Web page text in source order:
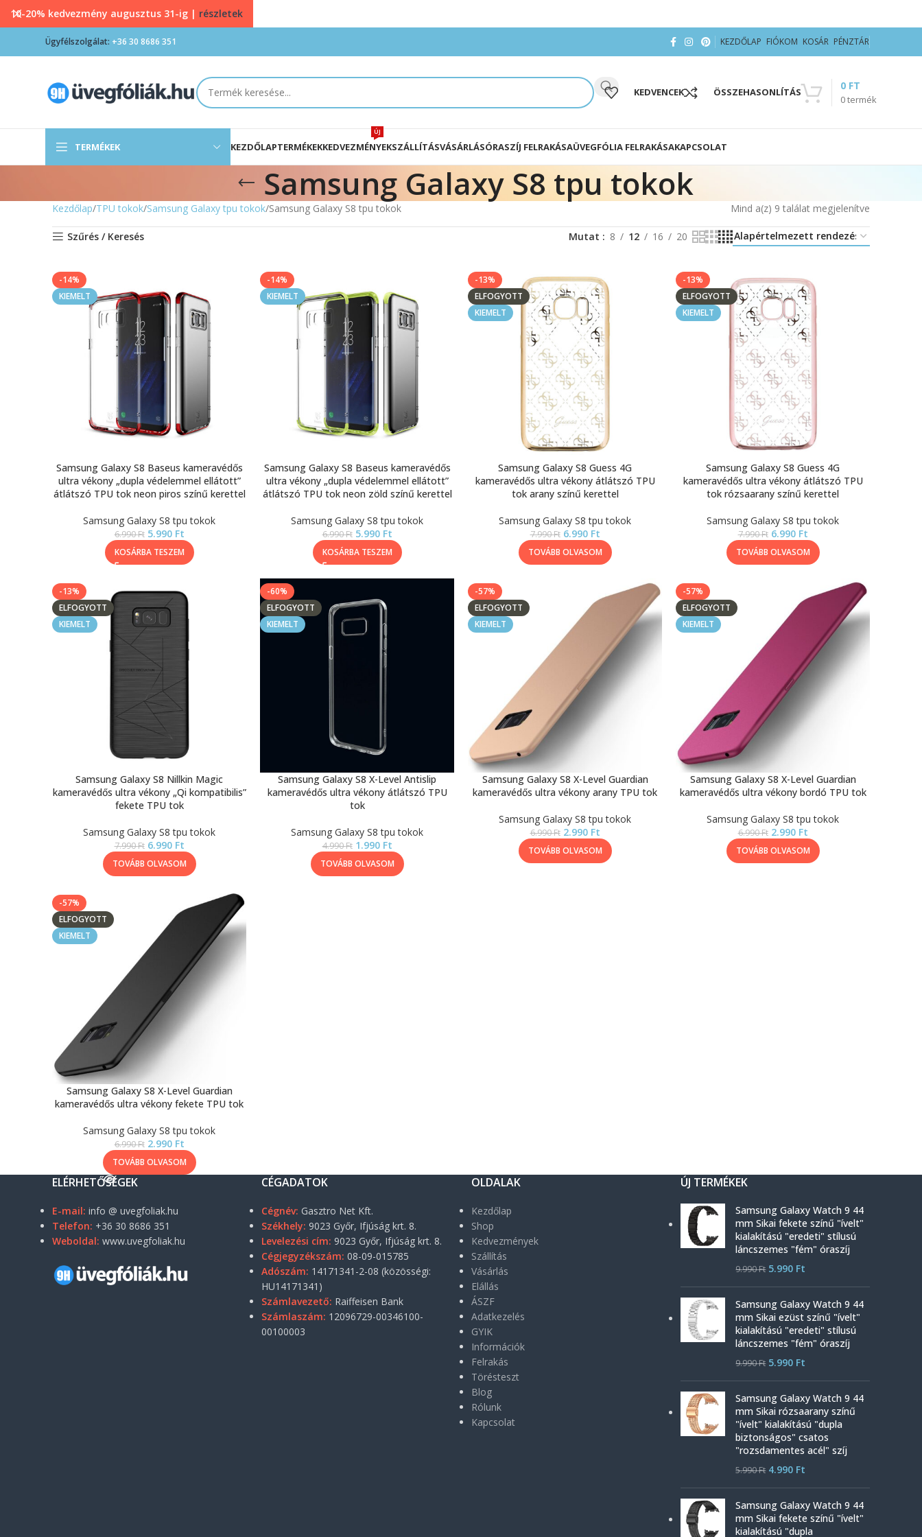
Ügyfélszolgálat: +36 30 8686 351 KEZDŐLAP FIÓKOM KOSÁR PÉNZTÁR
KEDVENCEK ÖSSZEHASONLÍTÁS
0termék
0 FT
TERMÉKEK KEZDŐLAPTERMÉKEKKEDVEZMÉNYEK
ÚJ
SZÁLLÍTÁSVÁSÁRLÁSÓRASZÍJ FELRAKÁSAÜVEGFÓLIA FELRAKÁSAKAPCSOLAT
Samsung Galaxy S8 tpu tokok
Kezdőlap TPU tokok Samsung Galaxy tpu tokok Samsung Galaxy S8 tpu tokok Mind a(z) 9 találat megjelenítve
Szűrés / Keresés Mutat 8 12 16 20
-14%
KIEMELT
Samsung Galaxy S8 Baseus kameravédős
ultra vékony „dupla védelemmel ellátott”
átlátszó TPU tok neon piros színű kerettel
Samsung Galaxy S8 tpu tokok
6.990Ft 5.990 Ft
KOSÁRBA TESZEM
-14%
KIEMELT
Samsung Galaxy S8 Baseus kameravédős
ultra vékony „dupla védelemmel ellátott”
átlátszó TPU tok neon zöld színű kerettel
Samsung Galaxy S8 tpu tokok
6.990Ft 5.990 Ft
KOSÁRBA TESZEM
-13%
ELFOGYOTT
KIEMELT
Samsung Galaxy S8 Guess 4G
kameravédős ultra vékony átlátszó TPU
tok arany színű kerettel
Samsung Galaxy S8 tpu tokok
7.990Ft 6.990 Ft
TOVÁBB OLVASOM
-13%
ELFOGYOTT
KIEMELT
Samsung Galaxy S8 Guess 4G
kameravédős ultra vékony átlátszó TPU
tok rózsaarany színű kerettel
Samsung Galaxy S8 tpu tokok
7.990Ft 6.990 Ft
TOVÁBB OLVASOM
-13%
ELFOGYOTT
KIEMELT
Samsung Galaxy S8 Nillkin Magic
kameravédős ultra vékony „Qi kompatibilis”
fekete TPU tok
Samsung Galaxy S8 tpu tokok
7.990Ft 6.990 Ft
TOVÁBB OLVASOM
-60%
ELFOGYOTT
KIEMELT
Samsung Galaxy S8 X-Level Antislip
kameravédős ultra vékony átlátszó TPU
tok
Samsung Galaxy S8 tpu tokok
4.990Ft 1.990 Ft
TOVÁBB OLVASOM
-57%
ELFOGYOTT
KIEMELT
Samsung Galaxy S8 X-Level Guardian
kameravédős ultra vékony arany TPU tok
Samsung Galaxy S8 tpu tokok
6.990Ft 2.990 Ft
TOVÁBB OLVASOM
-57%
ELFOGYOTT
KIEMELT
Samsung Galaxy S8 X-Level Guardian
kameravédős ultra vékony bordó TPU tok
Samsung Galaxy S8 tpu tokok
6.990Ft 2.990 Ft
TOVÁBB OLVASOM
-57%
ELFOGYOTT
KIEMELT
Samsung Galaxy S8 X-Level Guardian
kameravédős ultra vékony fekete TPU tok
Samsung Galaxy S8 tpu tokok
6.990Ft 2.990 Ft
TOVÁBB OLVASOM
ELÉRHETŐSÉGEK
E-mail: info @ uvegfoliak.hu
Telefon: +36 30 8686 351
Weboldal: www.uvegfoliak.hu
CÉGADATOK
Cégnév: Gasztro Net Kft.
Székhely: 9023 Győr, Ifjúság krt. 8.
Levelezési cím: 9023 Győr, Ifjúság krt. 8.
Cégjegyzékszám: 08-09-015785
Adószám: 14171341-2-08 (közösségi:
HU14171341)
Számlavezető: Raiffeisen Bank
Számlaszám: 12096729-00346100-
00100003
OLDALAK
Kezdőlap
Shop
Kedvezmények
Szállítás
Vásárlás
Elállás
ÁSZF
Adatkezelés
GYIK
Információk
Felrakás
Törésteszt
Blog
Rólunk
Kapcsolat
ÚJ TERMÉKEK
Samsung Galaxy Watch 9 44
mm Sikai fekete színű "ívelt"
kialakítású "eredeti" stílusú
láncszemes "fém" óraszíj
9.990Ft 5.990 Ft
Samsung Galaxy Watch 9 44
mm Sikai ezüst színű "ívelt"
kialakítású "eredeti" stílusú
láncszemes "fém" óraszíj
9.990Ft 5.990 Ft
Samsung Galaxy Watch 9 44
mm Sikai rózsaarany színű
"ívelt" kialakítású "dupla
biztonságos" csatos
"rozsdamentes acél" szíj
5.990Ft 4.990 Ft
Samsung Galaxy Watch 9 44
mm Sikai fekete színű "ívelt"
kialakítású "dupla
10-20% kedvezmény augusztus 31-ig | részletek